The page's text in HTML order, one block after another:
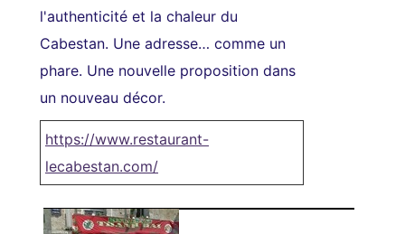
l'authenticité et la chaleur du
Cabestan. Une adresse… comme un
phare. Une nouvelle proposition dans
un nouveau décor.
https://www.restaurant-
lecabestan.com/